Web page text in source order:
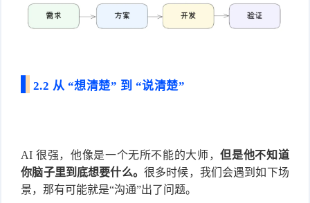
2.2 从 “想清楚” 到 “说清楚”
AI 很强，他像是一个无所不能的大师，但是他不知道
你脑子里到底想要什么。 很多时候，我们会遇到如下场
景，那有可能就是“沟通”出了问题。